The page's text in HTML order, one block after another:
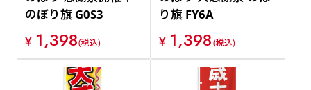
のぼり旗 G0S3
¥ 1,398(税込)
り旗 FY6A
¥ 1,398(税込)